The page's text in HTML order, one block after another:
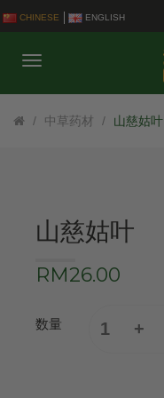
CHINESE ENGLISH
中草药材 山慈姑叶
山慈姑叶
RM26.00
数量